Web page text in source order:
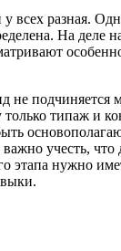
всех разная.
На деле
не подчиняется
только типаж и
учесть, что
этапа нужно